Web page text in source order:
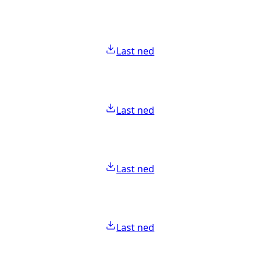
Last ned
Last ned
Last ned
Last ned